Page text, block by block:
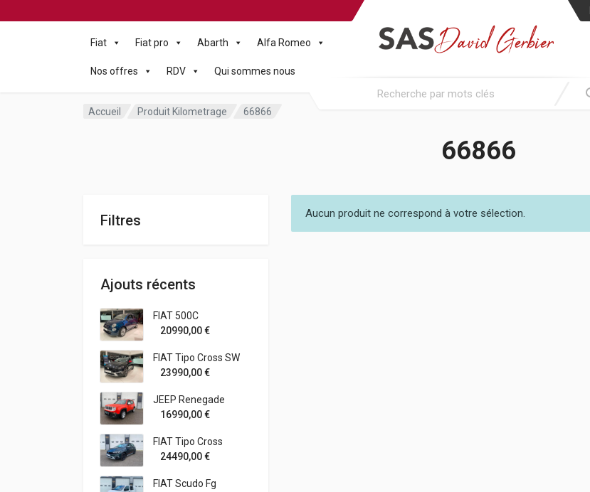
Fiat Fiat pro Abarth Alfa Romeo
Nos offres RDV Qui sommes nous
Accueil Produit Kilometrage 66866
66866
Filtres
Ajouts récents
FIAT 500C
20990,00€
FIAT Tipo Cross SW
23990,00€
JEEP Renegade
16990,00€
FIAT Tipo Cross
24490,00€
FIAT Scudo Fg
Aucun produit ne correspond à votre sélection.